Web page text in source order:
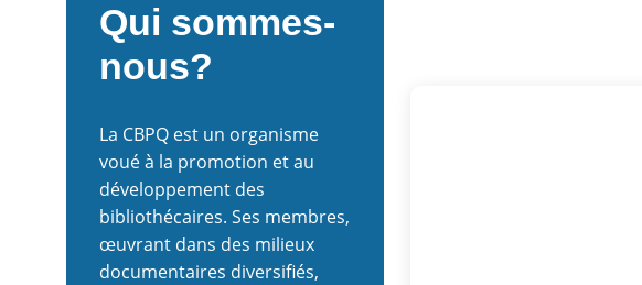
Qui sommes-
nous?
La CBPQ est un organisme
voué à la promotion et au
développement des
bibliothécaires. Ses membres,
œuvrant dans des milieux
documentaires diversifiés,